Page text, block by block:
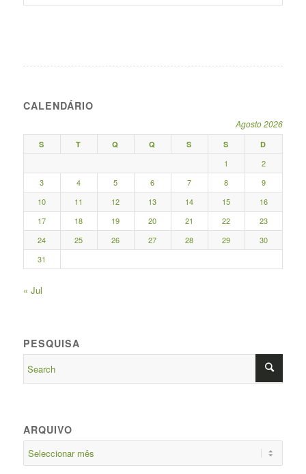
CALENDÁRIO
Agosto 2026
S T Q Q S S D
1
2
3
4 5 6 7 8
9
10
11 12 13 14 15
16
17
18 19 20 21 22
23
24
25 26 27 28 29
30
31
« Jul
PESQUISA
ARQUIVO